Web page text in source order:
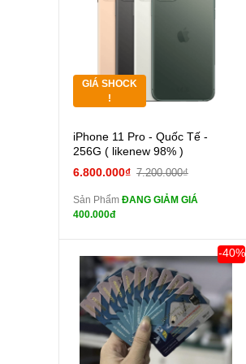
các Phụ Kiện Khác
GIÁ SHOCK
!
Cường lực 10D full
màn
tai nghe iPhone 6S
Pin dự phòng và
các Phụ Kiện Khác
iPhone 11 Pro - Quốc Tế -
256G ( likenew 98% )
6.800.000₫ 7.200.000₫
Sản Phẩm ĐANG GIẢM GIÁ
400.000đ
-40%